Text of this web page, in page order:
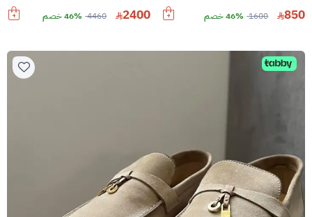
850
1600 46% خصم 2400
4460 46% خصم